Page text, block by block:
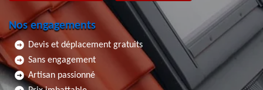
Nos engagements
Devis et déplacement gratuits
Sans engagement
Artisan passionné